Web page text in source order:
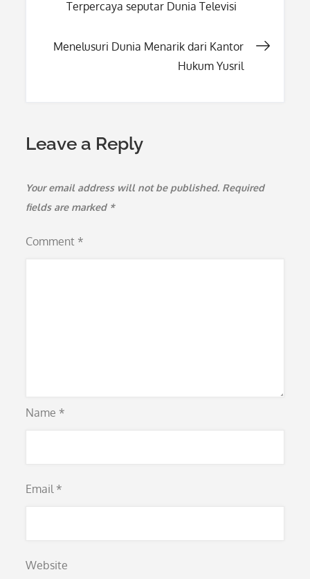
Terpercaya seputar Dunia Televisi
Menelusuri Dunia Menarik dari Kantor
Hukum Yusril
Leave a Reply
Your email address will not be published. Required
fields are marked *
Comment *
Name *
Email *
Website